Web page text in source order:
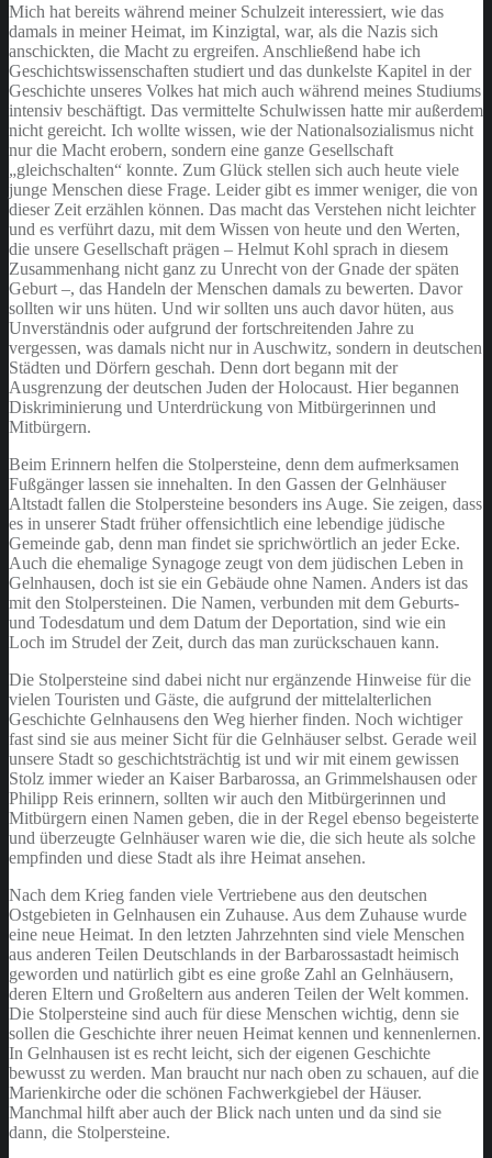
Mich hat bereits während meiner Schulzeit interessiert, wie das
damals in meiner Heimat, im Kinzigtal, war, als die Nazis sich
anschickten, die Macht zu ergreifen. Anschließend habe ich
Geschichtswissenschaften studiert und das dunkelste Kapitel in der
Geschichte unseres Volkes hat mich auch während meines Studiums
intensiv beschäftigt. Das vermittelte Schulwissen hatte mir außerdem
nicht gereicht. Ich wollte wissen, wie der Nationalsozialismus nicht
nur die Macht erobern, sondern eine ganze Gesellschaft
„gleichschalten“ konnte. Zum Glück stellen sich auch heute viele
junge Menschen diese Frage. Leider gibt es immer weniger, die von
dieser Zeit erzählen können. Das macht das Verstehen nicht leichter
und es verführt dazu, mit dem Wissen von heute und den Werten,
die unsere Gesellschaft prägen – Helmut Kohl sprach in diesem
Zusammenhang nicht ganz zu Unrecht von der Gnade der späten
Geburt –, das Handeln der Menschen damals zu bewerten. Davor
sollten wir uns hüten. Und wir sollten uns auch davor hüten, aus
Unverständnis oder aufgrund der fortschreitenden Jahre zu
vergessen, was damals nicht nur in Auschwitz, sondern in deutschen
Städten und Dörfern geschah. Denn dort begann mit der
Ausgrenzung der deutschen Juden der Holocaust. Hier begannen
Diskriminierung und Unterdrückung von Mitbürgerinnen und
Mitbürgern.
Beim Erinnern helfen die Stolpersteine, denn dem aufmerksamen
Fußgänger lassen sie innehalten. In den Gassen der Gelnhäuser
Altstadt fallen die Stolpersteine besonders ins Auge. Sie zeigen, dass
es in unserer Stadt früher offensichtlich eine lebendige jüdische
Gemeinde gab, denn man findet sie sprichwörtlich an jeder Ecke.
Auch die ehemalige Synagoge zeugt von dem jüdischen Leben in
Gelnhausen, doch ist sie ein Gebäude ohne Namen. Anders ist das
mit den Stolpersteinen. Die Namen, verbunden mit dem Geburts-
und Todesdatum und dem Datum der Deportation, sind wie ein
Loch im Strudel der Zeit, durch das man zurückschauen kann.
Die Stolpersteine sind dabei nicht nur ergänzende Hinweise für die
vielen Touristen und Gäste, die aufgrund der mittelalterlichen
Geschichte Gelnhausens den Weg hierher finden. Noch wichtiger
fast sind sie aus meiner Sicht für die Gelnhäuser selbst. Gerade weil
unsere Stadt so geschichtsträchtig ist und wir mit einem gewissen
Stolz immer wieder an Kaiser Barbarossa, an Grimmelshausen oder
Philipp Reis erinnern, sollten wir auch den Mitbürgerinnen und
Mitbürgern einen Namen geben, die in der Regel ebenso begeisterte
und überzeugte Gelnhäuser waren wie die, die sich heute als solche
empfinden und diese Stadt als ihre Heimat ansehen.
Nach dem Krieg fanden viele Vertriebene aus den deutschen
Ostgebieten in Gelnhausen ein Zuhause. Aus dem Zuhause wurde
eine neue Heimat. In den letzten Jahrzehnten sind viele Menschen
aus anderen Teilen Deutschlands in der Barbarossastadt heimisch
geworden und natürlich gibt es eine große Zahl an Gelnhäusern,
deren Eltern und Großeltern aus anderen Teilen der Welt kommen.
Die Stolpersteine sind auch für diese Menschen wichtig, denn sie
sollen die Geschichte ihrer neuen Heimat kennen und kennenlernen.
In Gelnhausen ist es recht leicht, sich der eigenen Geschichte
bewusst zu werden. Man braucht nur nach oben zu schauen, auf die
Marienkirche oder die schönen Fachwerkgiebel der Häuser.
Manchmal hilft aber auch der Blick nach unten und da sind sie
dann, die Stolpersteine.